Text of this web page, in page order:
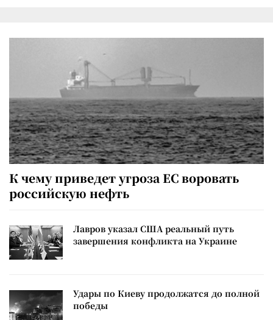
К чему приведет угроза ЕС воровать
российскую нефть
Лавров указал США реальный путь
завершения конфликта на Украине
Удары по Киеву продолжатся до полной
победы